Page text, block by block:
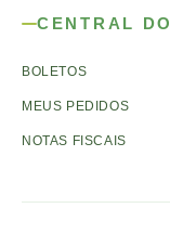
CENTRAL
BOLETOS
MEUS PEDIDOS
NOTAS FISCAIS